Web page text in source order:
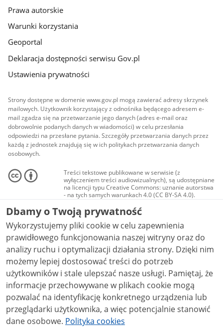
Prawa autorskie
Warunki korzystania
Geoportal
Deklaracja dostępności serwisu Gov.pl
Ustawienia prywatności
Strony dostępne w domenie www.gov.pl mogą zawierać adresy skrzynek
mailowych. Użytkownik korzystający z odnośnika będącego adresem e-
mail zgadza się na przetwarzanie jego danych (adres e-mail oraz
dobrowolnie podanych danych w wiadomości) w celu przesłania
odpowiedzi na przesłane pytania. Szczegóły przetwarzania danych przez
każdą z jednostek znajdują się w ich politykach przetwarzania danych
osobowych.
Treści tekstowe publikowane w serwisie (z
wyłączeniem treści audiowizualnych), są udostępniane
na licencji typu Creative Commons: uznanie autorstwa
- na tych samych warunkach 4.0 (CC BY-SA 4.0).
Materiały audiowizualne, w tym zdjęcia, materiały
audio i wideo, są udostępniane na licencji typu
Creative Commons: uznanie autorstwa użycie
niekomercyjne - bez utworów zależnych 4.0 (CC BY-
NC-ND 4.0), o ile nie jest to stwierdzone inaczej.
Dbamy o Twoją prywatność
Wykorzystujemy pliki cookie w celu zapewnienia
prawidłowego funkcjonowania naszej witryny oraz do
analizy ruchu i optymalizacji działania strony. Dzięki nim
możemy lepiej dostosować treści do potrzeb
użytkowników i stale ulepszać nasze usługi. Pamiętaj, że
informacje przechowywane w plikach cookie mogą
pozwalać na identyfikację konkretnego urządzenia lub
przeglądarki użytkownika, a więc potencjalnie stanowić
dane osobowe. Polityka cookies